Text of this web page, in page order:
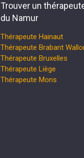
Trouver un
du Namur
Thérapeute Hainaut
Thérapeute Brabant
Thérapeute Bruxelles
Thérapeute Liège
Thérapeute Mons